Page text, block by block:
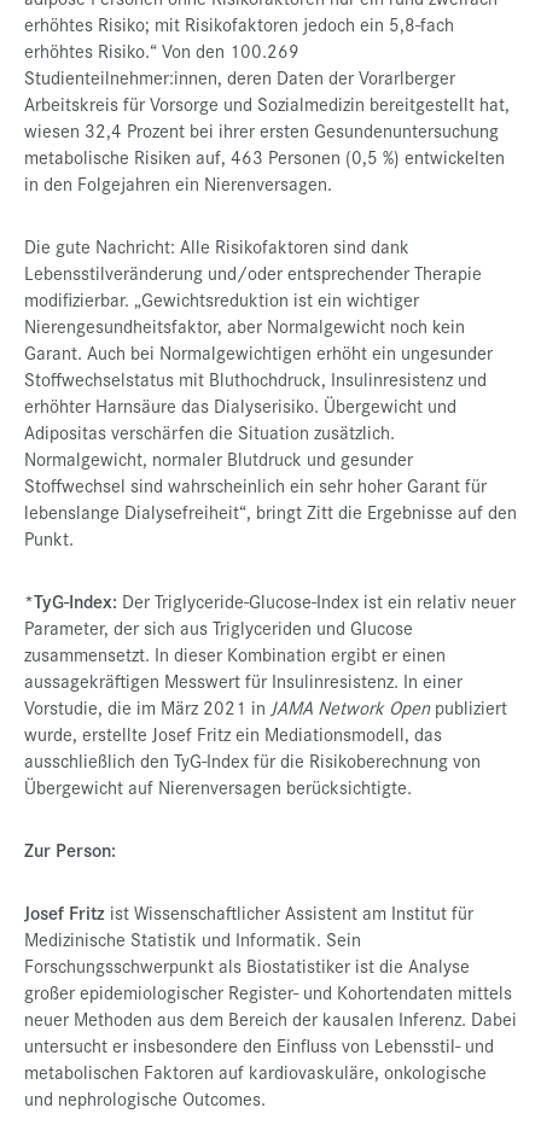
erhöhtes Risiko; mit Risikofaktoren jedoch ein 5,8-fach
erhöhtes Risiko.“ Von den 100.269
Studienteilnehmer:innen, deren Daten der Vorarlberger
Arbeitskreis für Vorsorge und Sozialmedizin bereitgestellt hat,
wiesen 32,4 Prozent bei ihrer ersten Gesundenuntersuchung
metabolische Risiken auf, 463 Personen (0,5 %) entwickelten
in den Folgejahren ein Nierenversagen.
Die gute Nachricht: Alle Risikofaktoren sind dank
Lebensstilveränderung und/oder entsprechender Therapie
modifizierbar. „Gewichtsreduktion ist ein wichtiger
Nierengesundheitsfaktor, aber Normalgewicht noch kein
Garant. Auch bei Normalgewichtigen erhöht ein ungesunder
Stoffwechselstatus mit Bluthochdruck, Insulinresistenz und
erhöhter Harnsäure das Dialyserisiko. Übergewicht und
Adipositas verschärfen die Situation zusätzlich.
Normalgewicht, normaler Blutdruck und gesunder
Stoffwechsel sind wahrscheinlich ein sehr hoher Garant für
lebenslange Dialysefreiheit“, bringt Zitt die Ergebnisse auf den
Punkt.
*TyG-Index: Der Triglyceride-Glucose-Index ist ein relativ neuer
Parameter, der sich aus Triglyceriden und Glucose
zusammensetzt. In dieser Kombination ergibt er einen
aussagekräftigen Messwert für Insulinresistenz. In einer
Vorstudie, die im März 2021 in JAMA Network Openpubliziert
wurde, erstellte Josef Fritz ein Mediationsmodell, das
ausschließlich den TyG-Index für die Risikoberechnung von
Übergewicht auf Nierenversagen berücksichtigte.
Zur Person:
Josef Fritz ist Wissenschaftlicher Assistent am Institut für
Medizinische Statistik und Informatik. Sein
Forschungsschwerpunkt als Biostatistiker ist die Analyse
großer epidemiologischer Register- und Kohortendaten mittels
neuer Methoden aus dem Bereich der kausalen Inferenz. Dabei
untersucht er insbesondere den Einfluss von Lebensstil- und
metabolischen Faktoren auf kardiovaskuläre, onkologische
und nephrologische Outcomes.